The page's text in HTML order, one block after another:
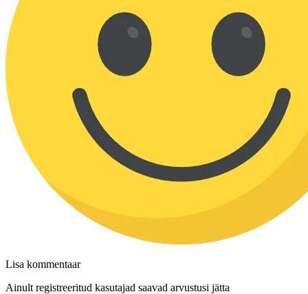
Lisa kommentaar
Ainult registreeritud kasutajad saavad arvustusi jätta